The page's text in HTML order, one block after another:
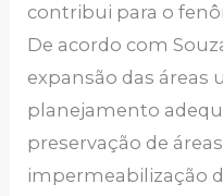
contribui para o
De acordo com
expansão das áreas
planejamento
preservação de
impermeabilização